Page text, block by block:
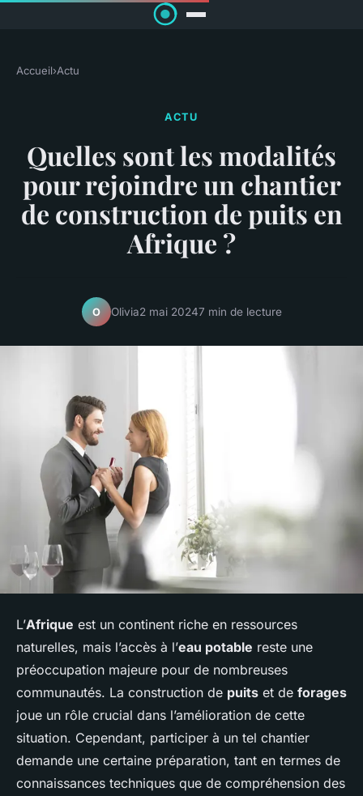
Accueil›Actu
ACTU
Quelles sont les modalités
pour rejoindre un chantier
de construction de puits en
Afrique ?
O Olivia2 mai 20247 min de lecture
L’Afrique est un continent riche en ressources
naturelles, mais l’accès à l’eau potable reste une
préoccupation majeure pour de nombreuses
communautés. La construction de puits et de forages
joue un rôle crucial dans l’amélioration de cette
situation. Cependant, participer à un tel chantier
demande une certaine préparation, tant en termes de
connaissances techniques que de compréhension des